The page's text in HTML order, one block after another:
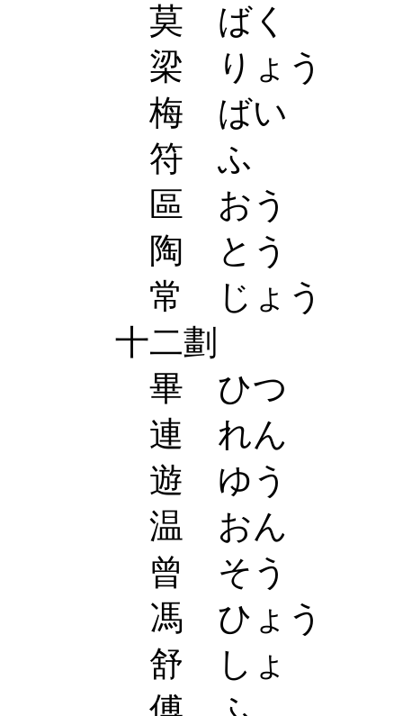
莫 ばく
梁 りょう
梅 ばい
符 ふ
區 おう
陶 とう
常 じょう
十二劃
畢 ひつ
連 れん
遊 ゆう
温 おん
曾 そう
馮 ひょう
舒 しょ